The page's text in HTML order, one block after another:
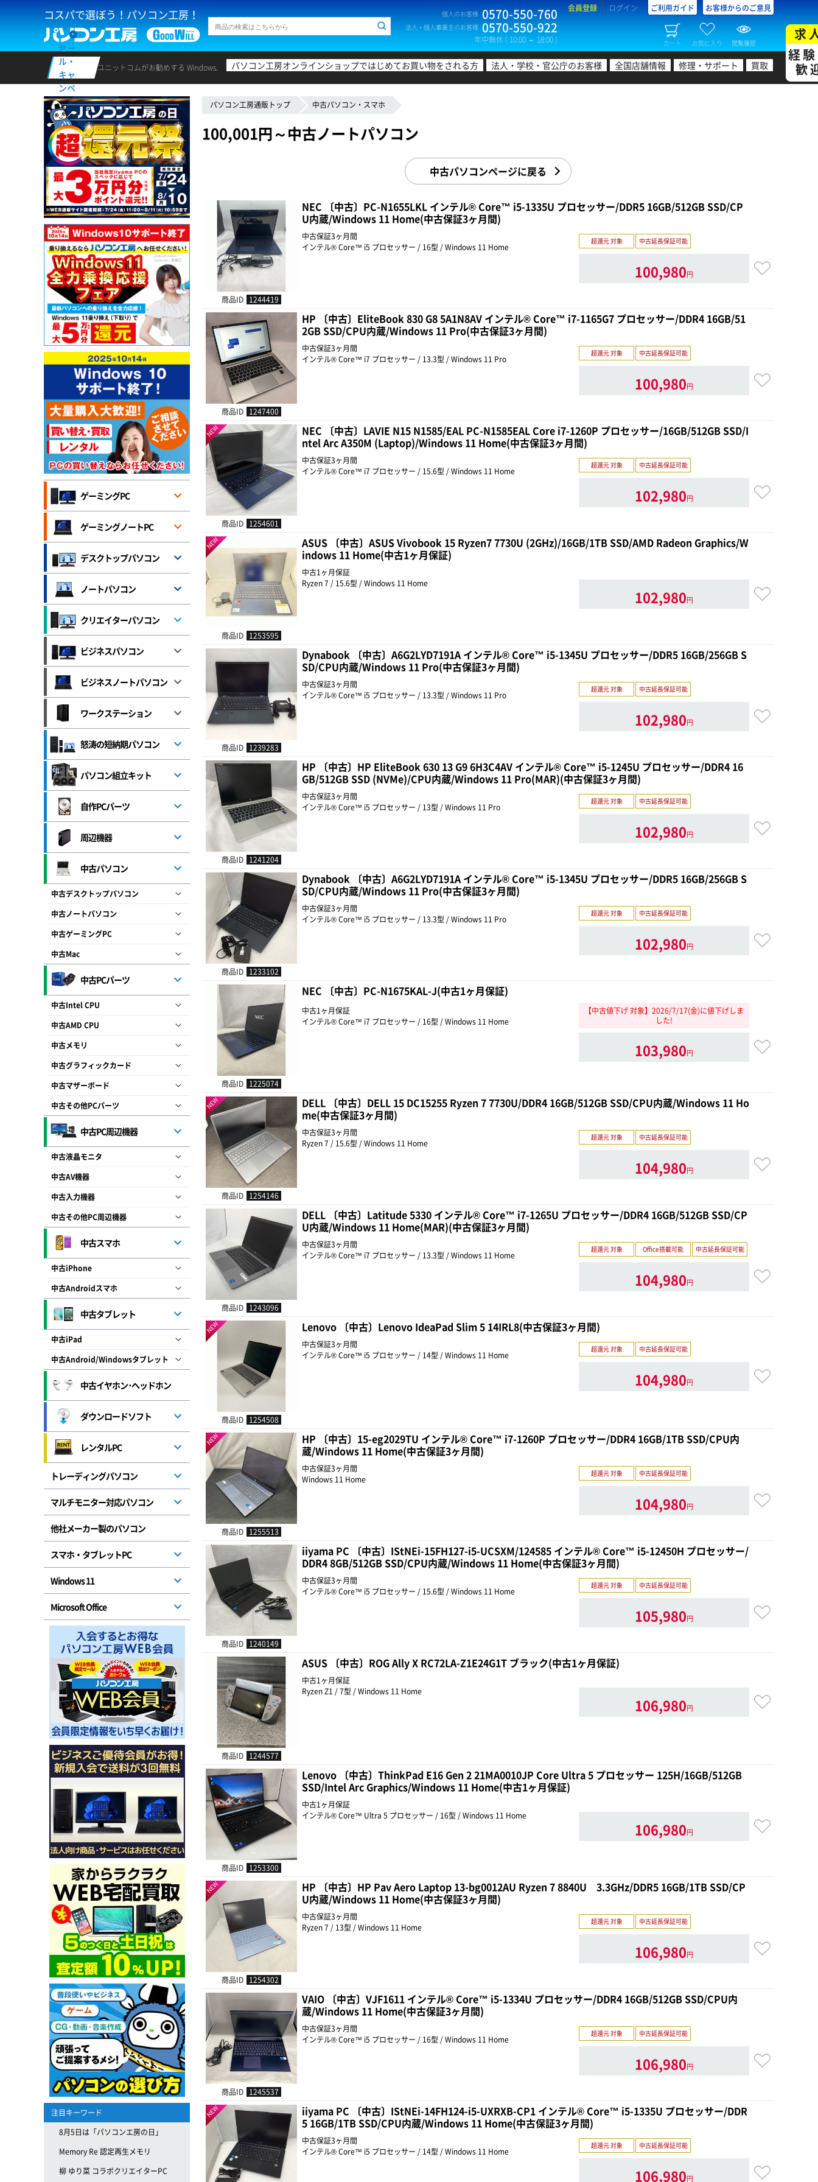
コスパで選ぼう！パソコン工房！ 個人のお客様 0570-550-760
法人・個人事業主のお客様 0570-550-922
年中無休 ( 10:00 ～ 18:00 )
会員登録 ログイン ご利用ガイド お客様からのご意見
カート お気に入り 閲覧履歴
セー
ル・
キャ
ンペ
ーン
ユニットコムがお勧めする Windows. パソコン工房オンラインショップではじめてお買い物をされる方 法人・学校・官公庁のお客様 全国店舗情報 修理・サポート 買取
求
経
歓
パソコン工房通販トップ 中古パソコン・スマホ
100,001円～中古ノートパソコン
中古パソコンページに戻る
商品ID 1244419
NEC 〔中古〕PC-N1655LKL インテル® Core™ i5-1335U プロセッサー/DDR5 16GB/512GB SSD/CP
U内蔵/Windows 11 Home(中古保証3ヶ月間)
中古保証3ヶ月間
インテル® Core™ i5 プロセッサー / 16型 / Windows 11 Home
超還元 対象 中古延長保証可能
100,980円
商品ID 1247400
HP 〔中古〕EliteBook 830 G8 5A1N8AV インテル® Core™ i7-1165G7 プロセッサー/DDR4 16GB/51
2GB SSD/CPU内蔵/Windows 11 Pro(中古保証3ヶ月間)
中古保証3ヶ月間
インテル® Core™ i7 プロセッサー / 13.3型 / Windows 11 Pro
超還元 対象 中古延長保証可能
100,980円
NEW
商品ID 1254601
NEC 〔中古〕LAVIE N15 N1585/EAL PC-N1585EAL Core i7-1260P プロセッサー/16GB/512GB SSD/I
ntel Arc A350M (Laptop)/Windows 11 Home(中古保証3ヶ月間)
中古保証3ヶ月間
インテル® Core™ i7 プロセッサー / 15.6型 / Windows 11 Home
超還元 対象 中古延長保証可能
102,980円
NEW
商品ID 1253595
ASUS 〔中古〕ASUS Vivobook 15 Ryzen7 7730U (2GHz)/16GB/1TB SSD/AMD Radeon Graphics/W
indows 11 Home(中古1ヶ月保証)
中古1ヶ月保証
Ryzen 7 / 15.6型 / Windows 11 Home
102,980円
商品ID 1239283
Dynabook 〔中古〕A6G2LYD7191A インテル® Core™ i5-1345U プロセッサー/DDR5 16GB/256GB S
SD/CPU内蔵/Windows 11 Pro(中古保証3ヶ月間)
中古保証3ヶ月間
インテル® Core™ i5 プロセッサー / 13.3型 / Windows 11 Pro
超還元 対象 中古延長保証可能
102,980円
商品ID 1241204
HP 〔中古〕HP EliteBook 630 13 G9 6H3C4AV インテル® Core™ i5-1245U プロセッサー/DDR4 16
GB/512GB SSD (NVMe)/CPU内蔵/Windows 11 Pro(MAR)(中古保証3ヶ月間)
中古保証3ヶ月間
インテル® Core™ i5 プロセッサー / 13型 / Windows 11 Pro
超還元 対象 中古延長保証可能
102,980円
商品ID 1233102
Dynabook 〔中古〕A6G2LYD7191A インテル® Core™ i5-1345U プロセッサー/DDR5 16GB/256GB S
SD/CPU内蔵/Windows 11 Pro(中古保証3ヶ月間)
中古保証3ヶ月間
インテル® Core™ i5 プロセッサー / 13.3型 / Windows 11 Pro
超還元 対象 中古延長保証可能
102,980円
商品ID 1225074
NEC 〔中古〕PC-N1675KAL-J(中古1ヶ月保証)
中古1ヶ月保証
インテル® Core™ i7 プロセッサー / 16型 / Windows 11 Home
【中古値下げ 対象】2026/7/17(金)に値下げしま
した!
103,980円
NEW
商品ID 1254146
DELL 〔中古〕DELL 15 DC15255 Ryzen 7 7730U/DDR4 16GB/512GB SSD/CPU内蔵/Windows 11 Ho
me(中古保証3ヶ月間)
中古保証3ヶ月間
Ryzen 7 / 15.6型 / Windows 11 Home
超還元 対象 中古延長保証可能
104,980円
商品ID 1243096
DELL 〔中古〕Latitude 5330 インテル® Core™ i7-1265U プロセッサー/DDR4 16GB/512GB SSD/CP
U内蔵/Windows 11 Home(MAR)(中古保証3ヶ月間)
中古保証3ヶ月間
インテル® Core™ i7 プロセッサー / 13.3型 / Windows 11 Home
超還元 対象 Office搭載可能 中古延長保証可能
104,980円
NEW
商品ID 1254508
Lenovo 〔中古〕Lenovo IdeaPad Slim 5 14IRL8(中古保証3ヶ月間)
中古保証3ヶ月間
インテル® Core™ i5 プロセッサー / 14型 / Windows 11 Home
超還元 対象 中古延長保証可能
104,980円
NEW
商品ID 1255513
HP 〔中古〕15-eg2029TU インテル® Core™ i7-1260P プロセッサー/DDR4 16GB/1TB SSD/CPU内
蔵/Windows 11 Home(中古保証3ヶ月間)
中古保証3ヶ月間
Windows 11 Home
超還元 対象 中古延長保証可能
104,980円
商品ID 1240149
iiyama PC 〔中古〕IStNEi-15FH127-i5-UCSXM/124585 インテル® Core™ i5-12450H プロセッサー/
DDR4 8GB/512GB SSD/CPU内蔵/Windows 11 Home(中古保証3ヶ月間)
中古保証3ヶ月間
インテル® Core™ i5 プロセッサー / 15.6型 / Windows 11 Home
超還元 対象 中古延長保証可能
105,980円
商品ID 1244577
ASUS 〔中古〕ROG Ally X RC72LA-Z1E24G1T ブラック(中古1ヶ月保証)
中古1ヶ月保証
Ryzen Z1 / 7型 / Windows 11 Home
106,980円
商品ID 1253300
Lenovo 〔中古〕ThinkPad E16 Gen 2 21MA0010JP Core Ultra 5 プロセッサー 125H/16GB/512GB
SSD/Intel Arc Graphics/Windows 11 Home(中古1ヶ月保証)
中古1ヶ月保証
インテル® Core™ Ultra 5 プロセッサー / 16型 / Windows 11 Home
106,980円
NEW
商品ID 1254302
HP 〔中古〕HP Pav Aero Laptop 13-bg0012AU Ryzen 7 8840U 3.3GHz/DDR5 16GB/1TB SSD/CP
U内蔵/Windows 11 Home(中古保証3ヶ月間)
中古保証3ヶ月間
Ryzen 7 / 13型 / Windows 11 Home
超還元 対象 中古延長保証可能
106,980円
商品ID 1245537
VAIO 〔中古〕VJF1611 インテル® Core™ i5-1334U プロセッサー/DDR4 16GB/512GB SSD/CPU内
蔵/Windows 11 Home(中古保証3ヶ月間)
中古保証3ヶ月間
インテル® Core™ i5 プロセッサー / 16型 / Windows 11 Home
超還元 対象 中古延長保証可能
106,980円
NEW
iiyama PC 〔中古〕IStNEi-14FH124-i5-UXRXB-CP1 インテル® Core™ i5-1335U プロセッサー/DDR
5 16GB/1TB SSD/CPU内蔵/Windows 11 Home(中古保証3ヶ月間)
中古保証3ヶ月間
インテル® Core™ i5 プロセッサー / 14型 / Windows 11 Home
超還元 対象 中古延長保証可能
106,980円
ゲーミングPC
ゲーミングノートPC
デスクトップパソコン
ノートパソコン
クリエイターパソコン
ビジネスパソコン
ビジネスノートパソコン
ワークステーション
怒涛の短納期パソコン
パソコン組立キット
自作PCパーツ
周辺機器
中古パソコン
中古デスクトップパソコン
中古ノートパソコン
中古ゲーミングPC
中古Mac
中古PCパーツ
中古Intel CPU
中古AMD CPU
中古メモリ
中古グラフィックカード
中古マザーボード
中古その他PCパーツ
中古PC周辺機器
中古液晶モニタ
中古AV機器
中古入力機器
中古その他PC周辺機器
中古スマホ
中古iPhone
中古Androidスマホ
中古タブレット
中古iPad
中古Android/Windowsタブレット
中古イヤホン･ヘッドホン
ダウンロードソフト
レンタルPC
トレーディングパソコン
マルチモニター対応パソコン
他社メーカー製のパソコン
スマホ・タブレットPC
Windows 11
Microsoft Office
注目キーワード
8月5日は「パソコンエ房の日」
Memory Re 認定再生メモリ
柳 ゆり菜 コラボクリエイターPC